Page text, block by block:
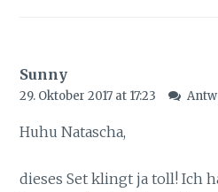
Sunny
29. Oktober 2017 at 17:23
Huhu Natascha,
dieses Set klingt ja toll! Ich